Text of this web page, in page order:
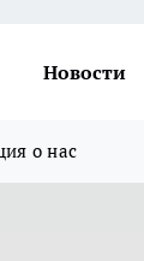
Новости
о нас